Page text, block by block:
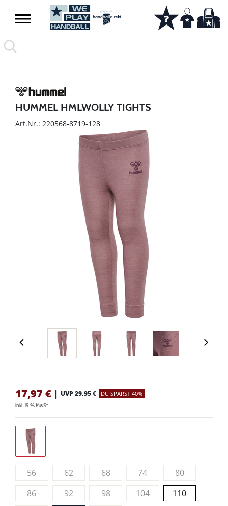
HUMMEL HMLWOLLY TIGHTS
Art.Nr.: 220568-8719-128
17,97 € | UVP 29,95 € DU SPARST 40%
inkl. 19 % MwSt.
56 62 68 74
80
86
92 98 104
110